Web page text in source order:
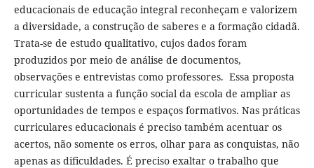
educacionais de educação integral reconheçam e valorizem
a diversidade, a construção de saberes e a formação cidadã.
Trata-se de estudo qualitativo, cujos dados foram
produzidos por meio de análise de documentos,
observações e entrevistas como professores. Essa proposta
curricular sustenta a função social da escola de ampliar as
oportunidades de tempos e espaços formativos. Nas práticas
curriculares educacionais é preciso também acentuar os
acertos, não somente os erros, olhar para as conquistas, não
apenas as dificuldades. É preciso exaltar o trabalho que